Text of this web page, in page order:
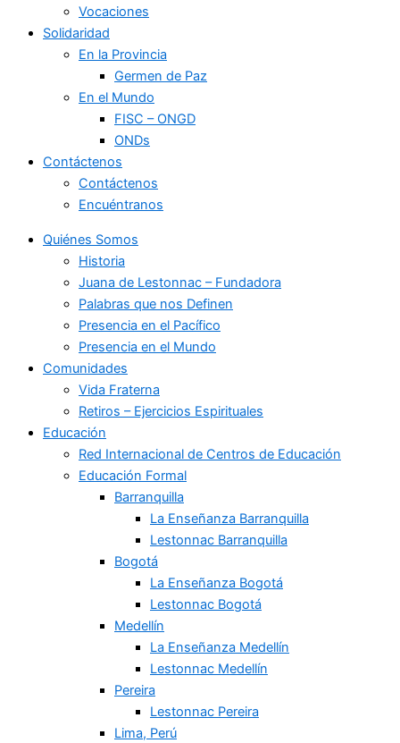
Vocaciones
Solidaridad
En la Provincia
Germen de Paz
En el Mundo
FISC – ONGD
ONDs
Contáctenos
Contáctenos
Encuéntranos
Quiénes Somos
Historia
Juana de Lestonnac – Fundadora
Palabras que nos Definen
Presencia en el Pacífico
Presencia en el Mundo
Comunidades
Vida Fraterna
Retiros – Ejercicios Espirituales
Educación
Red Internacional de Centros de Educación
Educación Formal
Barranquilla
La Enseñanza Barranquilla
Lestonnac Barranquilla
Bogotá
La Enseñanza Bogotá
Lestonnac Bogotá
Medellín
La Enseñanza Medellín
Lestonnac Medellín
Pereira
Lestonnac Pereira
Lima, Perú